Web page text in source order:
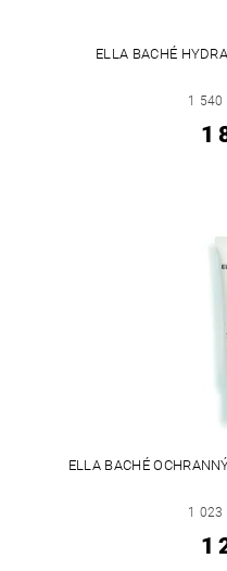
ELLA BACHÉ
1 540
1
ELLA BACHÉ
1 023
1